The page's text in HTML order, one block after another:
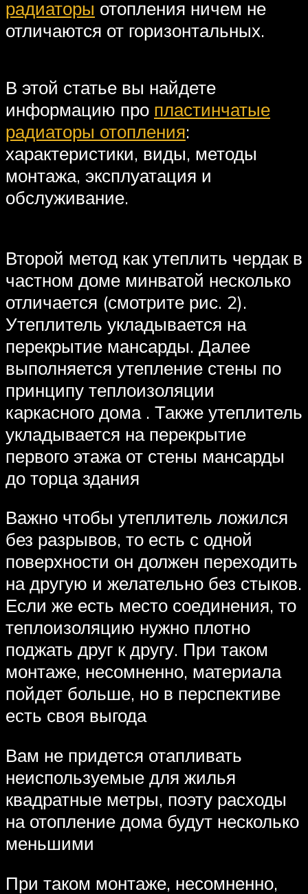
радиаторы отопления ничем не
отличаются от горизонтальных.
В этой статье вы найдете
информацию про пластинчатые
радиаторы отопления:
характеристики, виды, методы
монтажа, эксплуатация и
обслуживание.
Второй метод как утеплить чердак в
частном доме минватой несколько
отличается (смотрите рис. 2).
Утеплитель укладывается на
перекрытие мансарды. Далее
выполняется утепление стены по
принципу теплоизоляции
каркасного дома . Также утеплитель
укладывается на перекрытие
первого этажа от стены мансарды
до торца здания
Важно чтобы утеплитель ложился
без разрывов, то есть с одной
поверхности он должен переходить
на другую и желательно без стыков.
Если же есть место соединения, то
теплоизоляцию нужно плотно
поджать друг к другу. При таком
монтаже, несомненно, материала
пойдет больше, но в перспективе
есть своя выгода
Вам не придется отапливать
неиспользуемые для жилья
квадратные метры, поэту расходы
на отопление дома будут несколько
меньшими
При таком монтаже, несомненно,